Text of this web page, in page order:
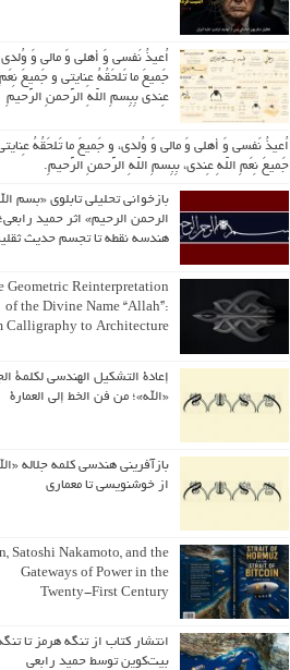
اُعیذُ نَفسی وَ أهلی وَ مالی وَ
جَمیعَ ما تَلحَقُهُ عِنایتی و جَمیعَ نِعَمِ
عِندی بِبِسمِ اللّهِ الرَّحمنِ الرَّحیمِ
اُعیذُ نَفسی وَ أهلی وَ مالی وَ وُلدی، و جَمیعَ ما تَلحَقُهُ
جَمیعَ نِعَمِ اللّهِ عِندی، بِبِسمِ اللّهِ الرَّحمنِ الرَّحیمِ.
بازخوانی تحلیلی تابلوی «بسم
الرحمن الرحیم» اثر حمید رابعی؛
هندسه نقطه تا تجسم حدیث
Geometric Reinterpretation
of the Divine Name “Allah”:
Calligraphy to Architecture
إعادة التشكيل الهندسي لكلمة
«الله»؛ من فن الخط إلى العمارة
بازآفرینی هندسی کلمه جلاله
از خوشنویسی تا معماری
Satoshi Nakamoto, and the
Gateways of Power in the
Twenty-First Century
انتشار کتاب از تنگه هرمز تا
بیت‌کوین توسط حمید رابعی